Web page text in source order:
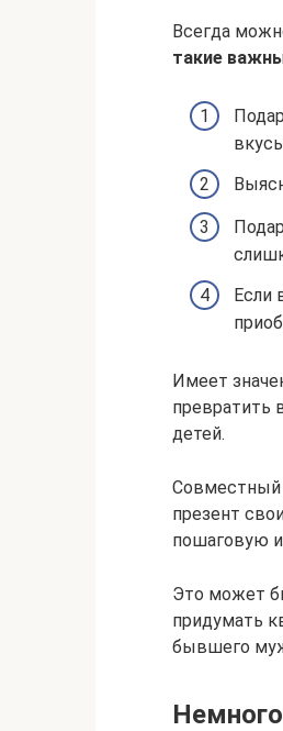
Всегда
такие
Если
Имеет
превратить
детей.
Совместный
презент
пошаговую
Это может
придумать
бывшего